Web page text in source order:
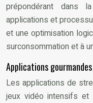
prépondérant dans
applications et
et une optimisation
surconsommation et à
Applications gourmandes
Les applications de
jeux vidéo intensifs et